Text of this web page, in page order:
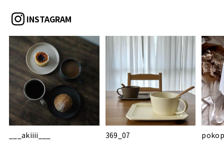
INSTAGRAM
___akiiii___
369_07